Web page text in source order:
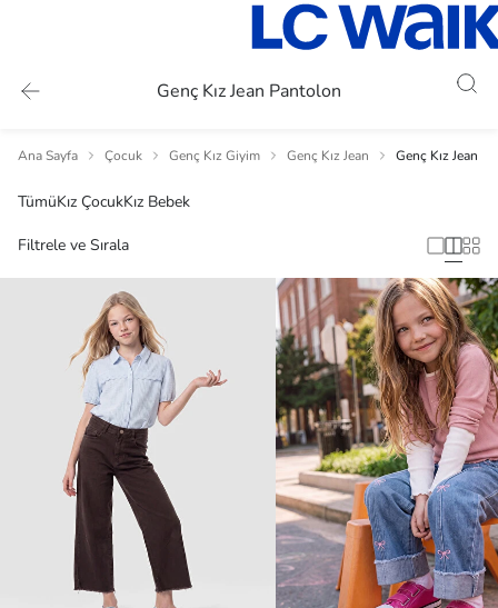
Genç Kız Jean Pantolon
Ana Sayfa Çocuk Genç Kız Giyim Genç Kız Jean Genç Kız Jean
TümüKız ÇocukKız Bebek
Filtrele ve Sırala